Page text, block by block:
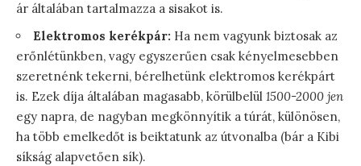
ár általában tartalmazza a sisakot is.
Elektromos kerékpár: Ha nem vagyunk biztosak az
erőnlétünkben, vagy egyszerűen csak kényelmesebben
szeretnénk tekerni, bérelhetünk elektromos kerékpárt
is. Ezek díja általában magasabb, körülbelül 1500-2000 jen
egy napra, de nagyban megkönnyítik a túrát, különösen,
ha több emelkedőt is beiktatunk az útvonalba (bár a Kibi
síkság alapvetően sík).